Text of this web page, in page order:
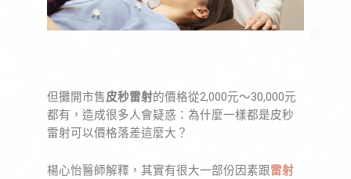
但攤開市售皮秒雷射的價格從2,000元～30,000元
都有，造成很多人會疑惑：為什麼一樣都是皮秒
雷射可以價格落差這麼大？
楊心怡醫師解釋，其實有很大一部份因素跟雷射